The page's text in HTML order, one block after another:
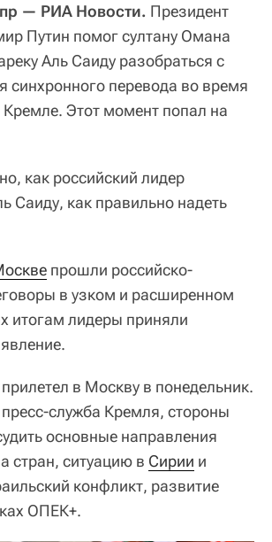
— РИА Новости. Президент
Путин помог султану Омана
Аль Саиду разобраться с
синхронного перевода во время
Кремле. Этот момент попал на
как российский лидер
Саиду, как правильно надеть
прошли российско-
в узком и расширенном
итогам лидеры приняли
в Москву в понедельник.
служба Кремля, стороны
основные направления
стран, ситуацию в Сирии и
конфликт, развитие
ОПЕК+.